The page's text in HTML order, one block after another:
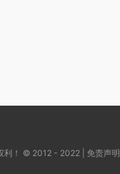
利！ © 2012 - 2022 | 免责声明